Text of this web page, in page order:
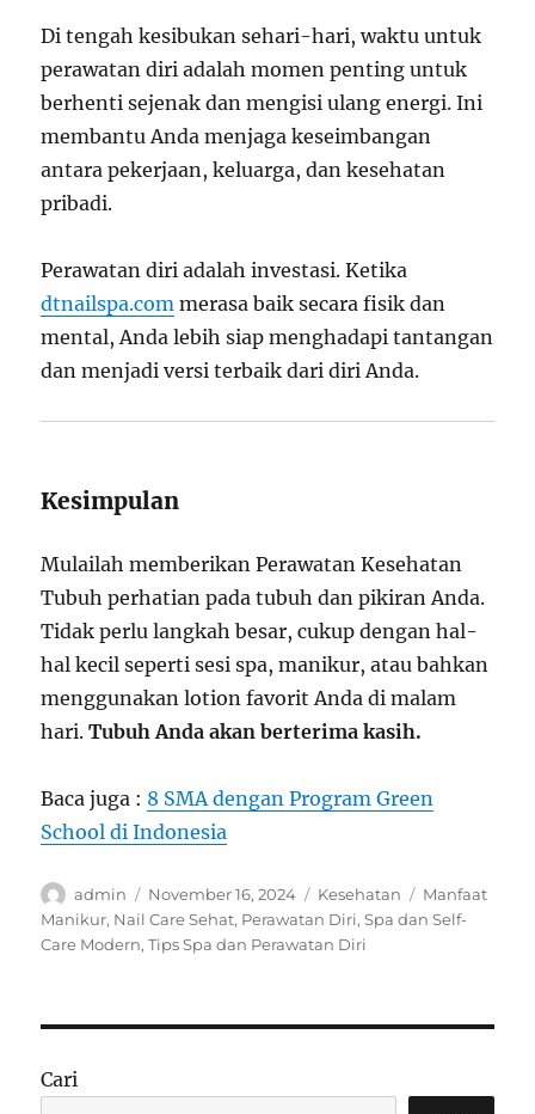
Di tengah kesibukan sehari-hari, waktu untuk
perawatan diri adalah momen penting untuk
berhenti sejenak dan mengisi ulang energi. Ini
membantu Anda menjaga keseimbangan
antara pekerjaan, keluarga, dan kesehatan
pribadi.
Perawatan diri adalah investasi. Ketika
dtnailspa.com merasa baik secara fisik dan
mental, Anda lebih siap menghadapi tantangan
dan menjadi versi terbaik dari diri Anda.
Kesimpulan
Mulailah memberikan Perawatan Kesehatan
Tubuh perhatian pada tubuh dan pikiran Anda.
Tidak perlu langkah besar, cukup dengan hal-
hal kecil seperti sesi spa, manikur, atau bahkan
menggunakan lotion favorit Anda di malam
hari.Tubuh Anda akan berterima kasih.
Baca juga : 8 SMA dengan Program Green
School di Indonesia
Author
admin
Posted
on
November 16, 2024 Categories
Kesehatan Tags
Manfaat
Manikur, Nail Care Sehat, Perawatan Diri,Spa dan Self-
Care Modern,Tips Spa dan Perawatan Diri
Cari